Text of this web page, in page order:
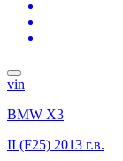
vin
BMW X3
II (F25) 2013 г.в.